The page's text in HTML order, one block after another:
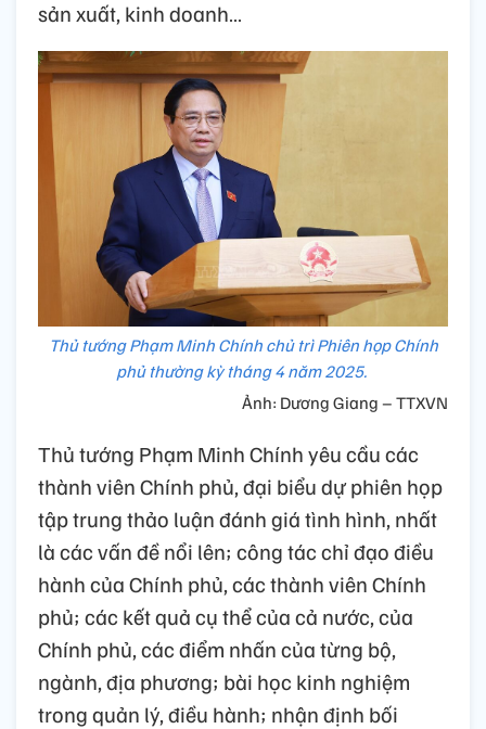
sản xuất, kinh doanh…
Thủ tướng Phạm Minh Chính chủ trì Phiên họp Chính
phủ thường kỳ tháng 4 năm 2025.
Ảnh: Dương Giang – TTXVN
Thủ tướng Phạm Minh Chính yêu cầu các
thành viên Chính phủ, đại biểu dự phiên họp
tập trung thảo luận đánh giá tình hình, nhất
là các vấn đề nổi lên; công tác chỉ đạo điều
hành của Chính phủ, các thành viên Chính
phủ; các kết quả cụ thể của cả nước, của
Chính phủ, các điểm nhấn của từng bộ,
ngành, địa phương; bài học kinh nghiệm
trong quản lý, điều hành; nhận định bối